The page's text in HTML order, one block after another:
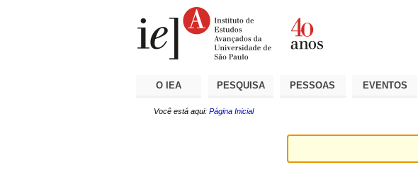
O IEA PESQUISA PESSOAS EVENTOS
Você está aqui: Página Inicial